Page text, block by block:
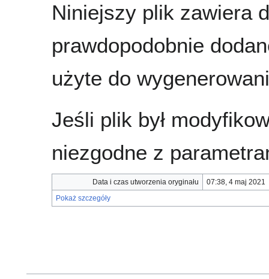
Niniejszy plik zawiera
prawdopodobnie
użyte do
Jeśli plik był
niezgodne z
Data i czas utworzenia oryginału
07:38, 4 maj 2021
Pokaż szczegóły